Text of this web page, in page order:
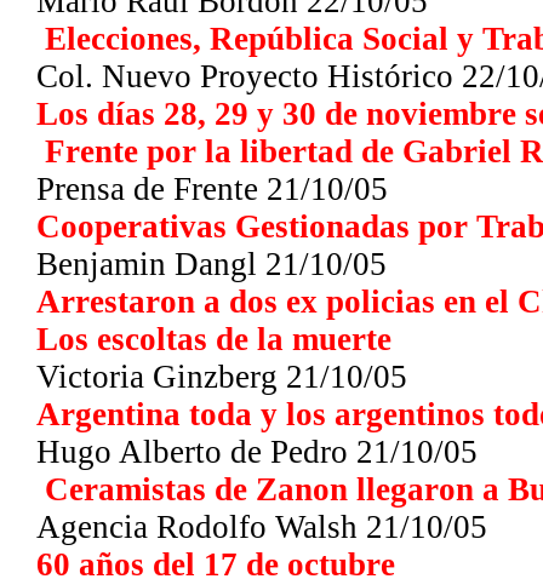
Elecciones, República Social y
Col. Nuevo Proyecto Histórico 22/
Los días 28, 29 y 30 de noviembre
Frente por la libertad de Gabriel
Prensa de Frente 21/10/05
Cooperativas Gestionadas por
Benjamin Dangl 21/10/05
Arrestaron a dos ex policias en el
Los escoltas de la muerte
Victoria Ginzberg 21/10/05
Argentina toda y los argentinos
Hugo Alberto de Pedro 21/10/05
Ceramistas de Zanon llegaron a
Agencia Rodolfo Walsh 21/10/05
60 años del 17 de octubre